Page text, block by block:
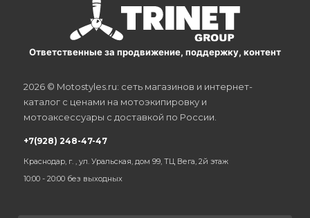
Ответственные за продвижение, поддержку, контент
2026 © Motostyles.ru: сеть магазинов и интернет-
каталог с ценами на мотоэкипировку и
мотоаксессуары с доставкой по России.
+7(928) 248-47-47
Краснодар, г. , ул. Уральская, дом 99, ТЦ Вега, 2й этаж
10:00 - 20:00 без выходных